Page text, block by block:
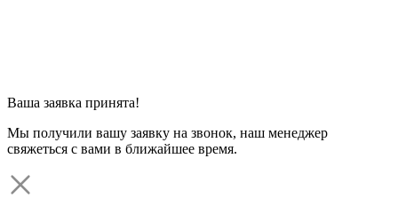
Ваша заявка принята!
Мы получили вашу заявку на звонок, наш менеджер
свяжеться с вами в ближайшее время.